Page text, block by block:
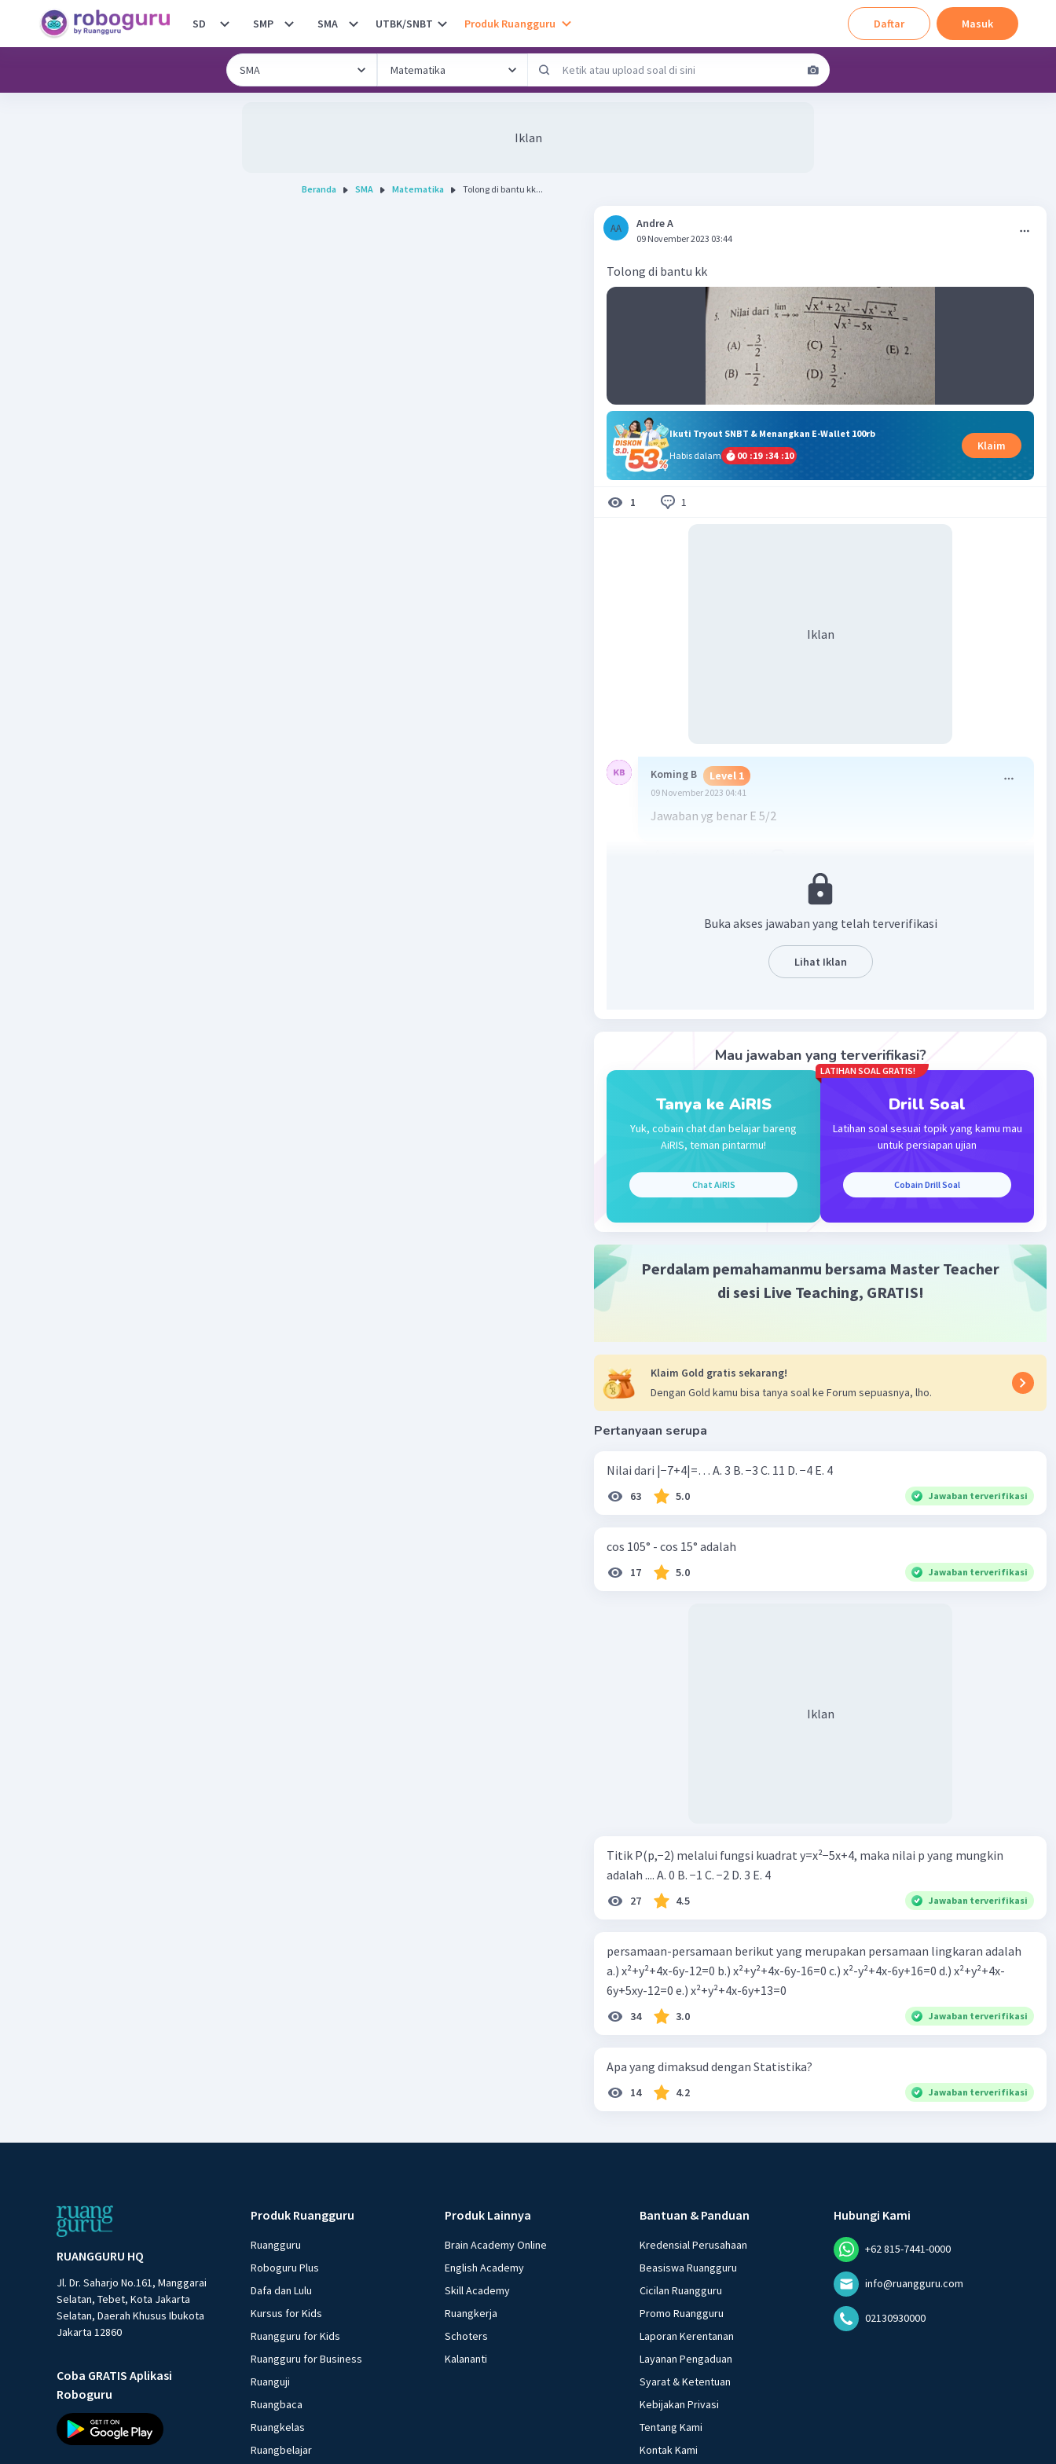
SD SMP SMA UTBK/SNBT Produk Ruangguru Daftar Masuk
Iklan
Beranda SMA Matematika Tolong di bantu kk...
AΑ Andre Α
09 November 2023 03:44
Tolong di bantu kk
Ikuti Tryout SNBT & Menangkan E-Wallet 100rb
Habis dalam
00 :19 :34 :09
Klaim
1 1
Iklan
Koming B Level 1
09 November 2023 04:41
Jawaban yg benar E 5/2
Buka akses jawaban yang telah terverifikasi
Lihat Iklan
Mau jawaban yang terverifikasi?
Tanya ke AiRIS
Yuk, cobain chat dan belajar bareng
AiRIS, teman pintarmu!
Chat AiRIS
LATIHAN SOAL GRATIS!
Drill Soal
Latihan soal sesuai topik yang kamu mau
untuk persiapan ujian
Cobain Drill Soal
Perdalam pemahamanmu bersama Master Teacher
di sesi Live Teaching, GRATIS!
Klaim Gold gratis sekarang!
Dengan Gold kamu bisa tanya soal ke Forum sepuasnya, lho.
Pertanyaan serupa
Nilai dari |−7+4|=… A. 3 B. −3 C. 11 D. −4 E. 4
63 5.0 Jawaban terverifikasi
cos 105° - cos 15° adalah
17 5.0 Jawaban terverifikasi
Iklan
Titik P(p,−2) melalui fungsi kuadrat y=x²−5x+4, maka nilai p yang mungkin
adalah .... A. 0 B. −1 C. −2 D. 3 E. 4
27 4.5 Jawaban terverifikasi
persamaan-persamaan berikut yang merupakan persamaan lingkaran adalah
a.) x²+y²+4x-6y-12=0 b.) x²+y²+4x-6y-16=0 c.) x²-y²+4x-6y+16=0 d.) x²+y²+4x-
6y+5xy-12=0 e.) x²+y²+4x-6y+13=0
34 3.0 Jawaban terverifikasi
Apa yang dimaksud dengan Statistika?
14 4.2 Jawaban terverifikasi
RUANGGURU HQ
Jl. Dr. Saharjo No.161, Manggarai
Selatan, Tebet, Kota Jakarta
Selatan, Daerah Khusus Ibukota
Jakarta 12860
Coba GRATIS Aplikasi
Roboguru
Produk Ruangguru
Ruangguru
Roboguru Plus
Dafa dan Lulu
Kursus for Kids
Ruangguru for Kids
Ruangguru for Business
Ruanguji
Ruangbaca
Ruangkelas
Ruangbelajar
Produk Lainnya
Brain Academy Online
English Academy
Skill Academy
Ruangkerja
Schoters
Kalananti
Bantuan & Panduan
Kredensial Perusahaan
Beasiswa Ruangguru
Cicilan Ruangguru
Promo Ruangguru
Laporan Kerentanan
Layanan Pengaduan
Syarat & Ketentuan
Kebijakan Privasi
Tentang Kami
Kontak Kami
Hubungi Kami
+62 815-7441-0000
info@ruangguru.com
02130930000